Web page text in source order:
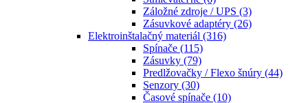
Záložné zdroje / UPS (3)
Zásuvkové adaptéry (26)
Elektroinštalačný materiál (316)
Spínače (115)
Zásuvky (79)
Predlžovačky / Flexo šnúry (44)
Senzory (30)
Časové spínače (10)